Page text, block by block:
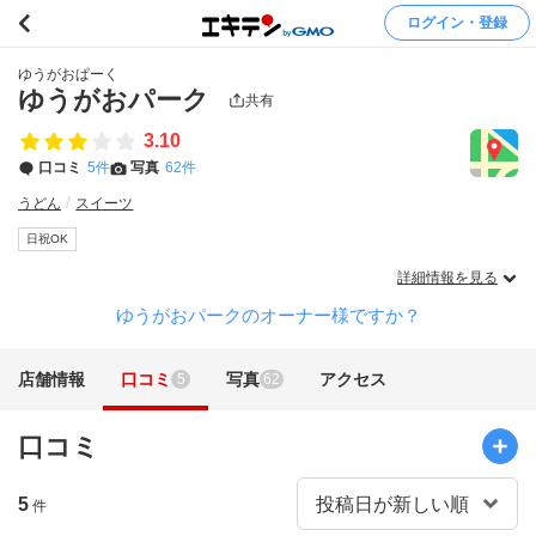
ログイン・登録
ゆうがおぱーく
ゆうがおパーク 共有
3.10
口コミ 5件 写真 62件
うどん スイーツ
日祝OK
詳細情報を見る
ゆうがおパークのオーナー様ですか？
店舗情報 口コミ 5 写真 62 アクセス
口コミ
5 件